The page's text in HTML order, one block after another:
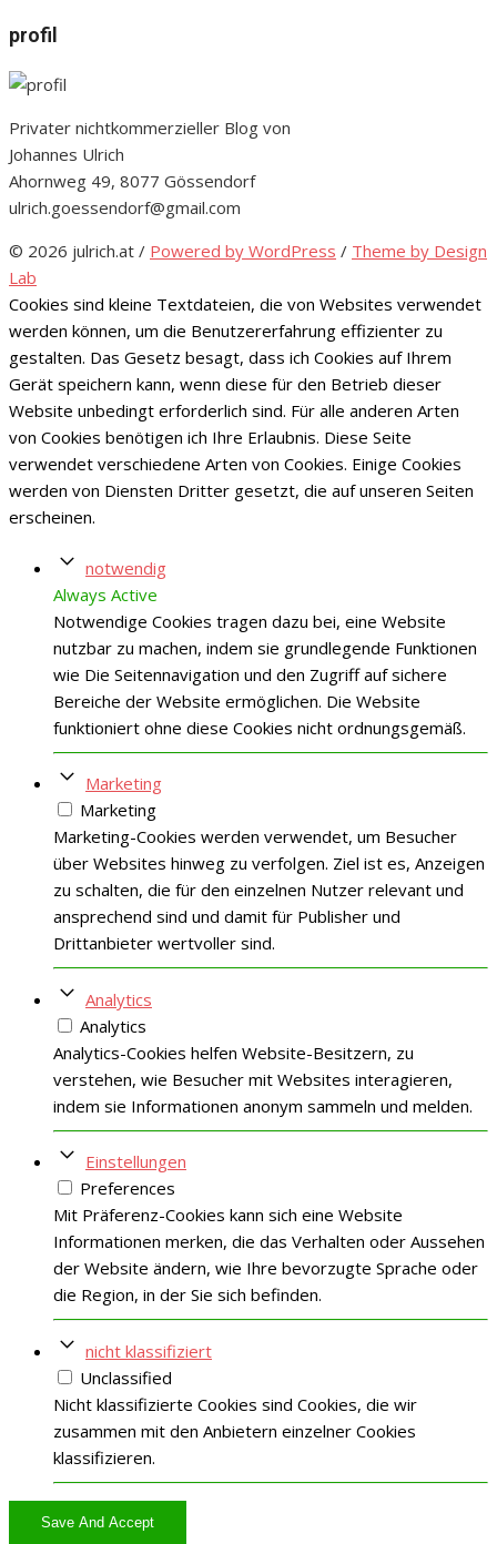
profil
Privater nichtkommerzieller Blog von
Johannes Ulrich
Ahornweg 49, 8077 Gössendorf
ulrich.goessendorf@gmail.com
© 2026 julrich.at / Powered by WordPress / Theme by Design
Lab
Cookies sind kleine Textdateien, die von Websites verwendet
werden können, um die Benutzererfahrung effizienter zu
gestalten. Das Gesetz besagt, dass ich Cookies auf Ihrem
Gerät speichern kann, wenn diese für den Betrieb dieser
Website unbedingt erforderlich sind. Für alle anderen Arten
von Cookies benötigen ich Ihre Erlaubnis. Diese Seite
verwendet verschiedene Arten von Cookies. Einige Cookies
werden von Diensten Dritter gesetzt, die auf unseren Seiten
erscheinen.
notwendig
Always Active
Notwendige Cookies tragen dazu bei, eine Website
nutzbar zu machen, indem sie grundlegende Funktionen
wie Die Seitennavigation und den Zugriff auf sichere
Bereiche der Website ermöglichen. Die Website
funktioniert ohne diese Cookies nicht ordnungsgemäß.
Marketing
Marketing
Marketing-Cookies werden verwendet, um Besucher
über Websites hinweg zu verfolgen. Ziel ist es, Anzeigen
zu schalten, die für den einzelnen Nutzer relevant und
ansprechend sind und damit für Publisher und
Drittanbieter wertvoller sind.
Analytics
Analytics
Analytics-Cookies helfen Website-Besitzern, zu
verstehen, wie Besucher mit Websites interagieren,
indem sie Informationen anonym sammeln und melden.
Einstellungen
Preferences
Mit Präferenz-Cookies kann sich eine Website
Informationen merken, die das Verhalten oder Aussehen
der Website ändern, wie Ihre bevorzugte Sprache oder
die Region, in der Sie sich befinden.
nicht klassifiziert
Unclassified
Nicht klassifizierte Cookies sind Cookies, die wir
zusammen mit den Anbietern einzelner Cookies
klassifizieren.
Save And Accept